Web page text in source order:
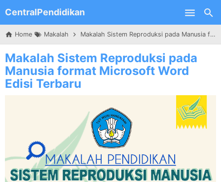
Skip to main content
CentralPendidikan
Home Makalah Makalah Sistem Reproduksi pada Manusia format Microsoft Word Edisi Terbaru
Makalah Sistem Reproduksi pada
Manusia format Microsoft Word
Edisi Terbaru